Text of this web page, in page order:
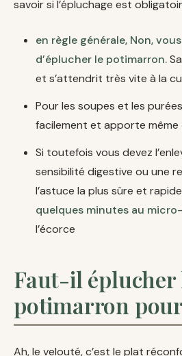
savoir si l’épluchage est
en règle générale, Non,
d’éplucher le potimarron.
et s’attendrit très vite à la
Pour les soupes et les
facilement et apporte même
Si toutefois vous devez
sensibilité digestive ou une
l’astuce la plus sûre et
quelques minutes au
l’écorce
Faut-il éplucher
potimarron
Ah, le velouté, c’est le plat